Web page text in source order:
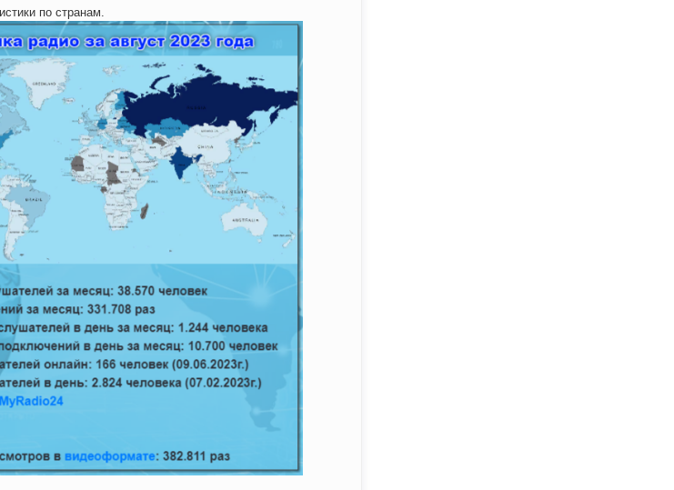
по странам.